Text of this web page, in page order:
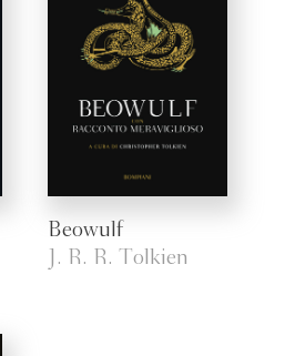
Beowulf
J. R. R. Tolkien